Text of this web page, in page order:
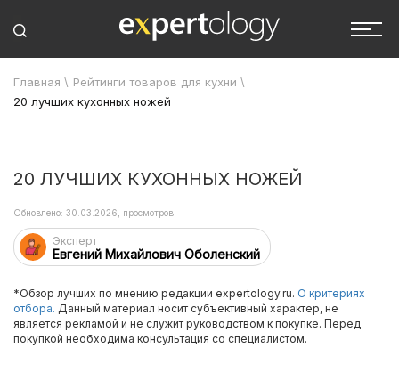
Главная \ Рейтинги товаров для кухни \
20 лучших кухонных ножей
20 ЛУЧШИХ КУХОННЫХ НОЖЕЙ
Эксперт
Евгений Михайлович Оболенский
Обновлено: 30.03.2026, просмотров:
*Обзор лучших по мнению редакции expertology.ru. О критериях
отбора. Данный материал носит субъективный характер, не
является рекламой и не служит руководством к покупке. Перед
покупкой необходима консультация со специалистом.